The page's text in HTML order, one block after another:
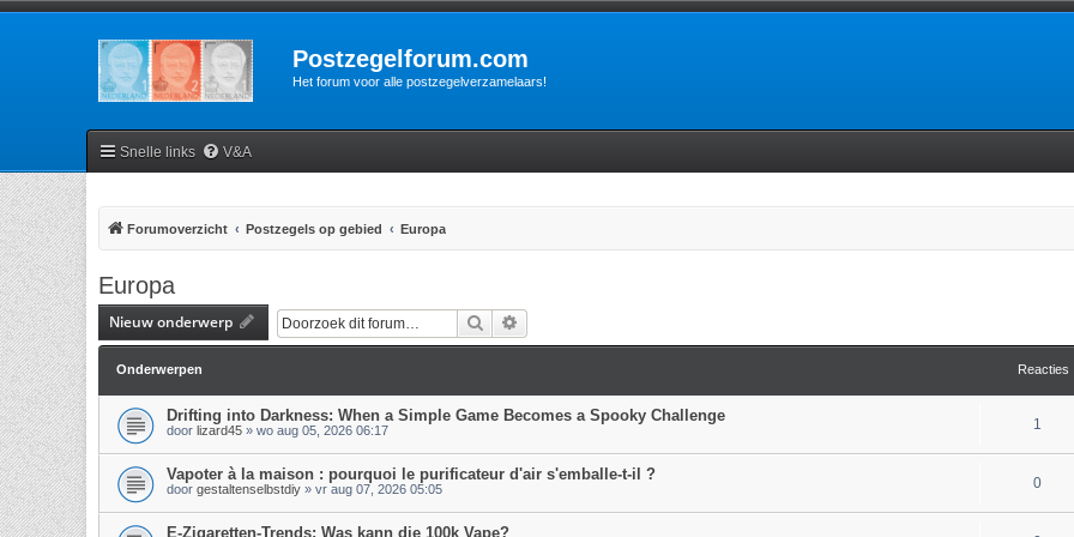
Postzegelforum.com
Het forum voor alle postzegelverzamelaars!
Snelle links V&A
Forumoverzicht Postzegels op gebied Europa
Europa
Nieuw onderwerp Zoek
Onderwerpen Reacties
Drifting into Darkness: When a Simple Game Becomes a Spooky Challenge
door lizard45 » wo aug 05, 2026 06:17 1
Vapoter à la maison : pourquoi le purificateur d'air s'emballe-t-il ?
door gestaltenselbstdiy » vr aug 07, 2026 05:05 0
E-Zigaretten-Trends: Was kann die 100k Vape?